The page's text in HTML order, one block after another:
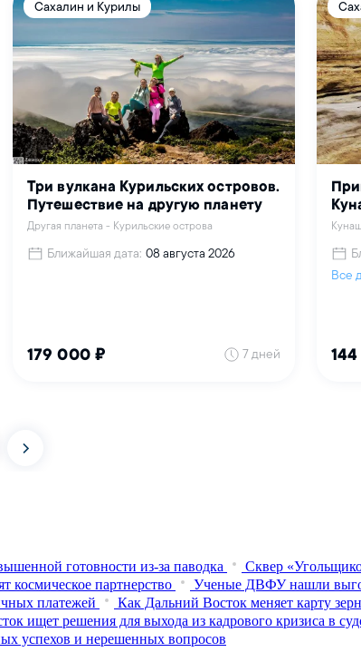
готовности из‑за паводка
Сквер
космическое партнерство
Ученые ДВФУ нашли
платежей
Как Дальний Восток меняет карту
ищет решения для выхода из кадрового кризиса в
успехов и нерешенных вопросов